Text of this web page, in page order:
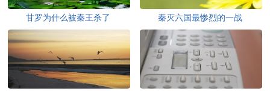
甘罗为什么被秦王杀了 秦灭六国最惨烈的一战